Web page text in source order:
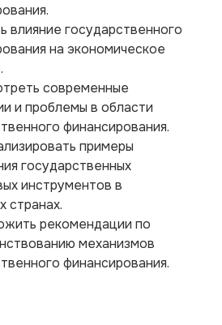
влияние государственного
на экономическое
современные
и проблемы в области
финансирования.
примеры
государственных
инструментов в
странах.
рекомендации по
механизмов
финансирования.